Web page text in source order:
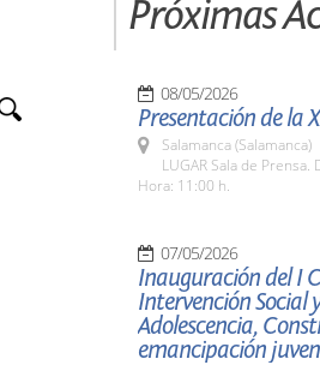
Próximas
08/05/2026
Presentación de la
Salamanca (Salamanca)
LUGAR Sala de
Hora: 11:00 h.
07/05/2026
Inauguración del I
Intervención Social
Adolescencia,
emancipación